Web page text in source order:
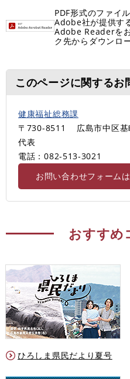
PDF形式のファイ
Adobe社が提供す
Adobe Readerを
ク先からダウンロ
このページに関するお
健康福祉総務課
〒730-8511
広島市中区
代表
電話：082-513‐3021
お問い合わせフォーム
おすすめ
ひろしま県民だより夏号